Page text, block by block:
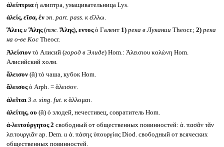
ἀλείπτρια ἡ алиптра, умащивательница Lys.
ἀλείς, εῖσα, έν эп. part. pass. кεἴλλω.
Ἃλειςи Ἃλης(тж. Ἄλης), εντοςὁ Галент 1) река в Лукании Theocr.; 2) река
на о-ве КосTheocr.
Ἀλείσιον τό Алисий (город в Элиде) Hom.: Ἀλεισιου κολώνη Hom.
Алисийский холм.
ἄλεισον(ᾰ) τό чаша, кубок Hom.
ἄλεισοςὁ Arph. = ἄλεισον.
ἀλεῖται 3 л. sing. fut. кἅλλομαι.
ἀλείτης, ου(ᾰ) ὁ злодей, нечестивец, совратитель Hom.
ἀ-λειτούργητος 2 свободный от общественных повинностей: ἀ. πασᾶν τᾶν
λειτουργιᾶν ap. Dem. и ἀ. πάσης ὑπουργίας Diod. свободный от всяческих
общественных повинностей.